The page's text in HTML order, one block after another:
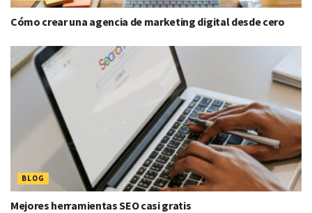
Cómo crear una agencia de marketing digital desde cero
BLOG
Mejores herramientas SEO casi gratis